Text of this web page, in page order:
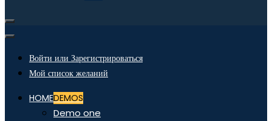
Войти или Зарегистрироваться
Мой список желаний
HOMEDEMOS
Demo one